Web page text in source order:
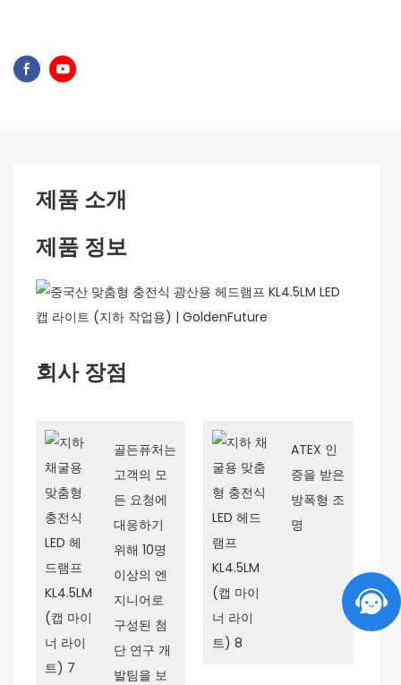
제품 소개
제품 정보
회사 장점
골든퓨처는
고객의 모
든 요청에 ​​
대응하기
위해 10명
이상의 엔
지니어로
구성된 첨
단 연구 개
발팀을 보
ATEX 인
증을 받은
방폭형 조
명